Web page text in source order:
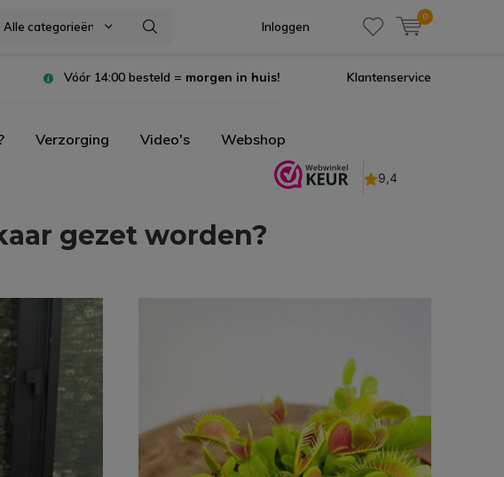
Alle categorieën Inloggen
0
Vóór 14:00 besteld = morgen in huis! Klantenservice
Verzorging Video's Webshop
gezet worden?